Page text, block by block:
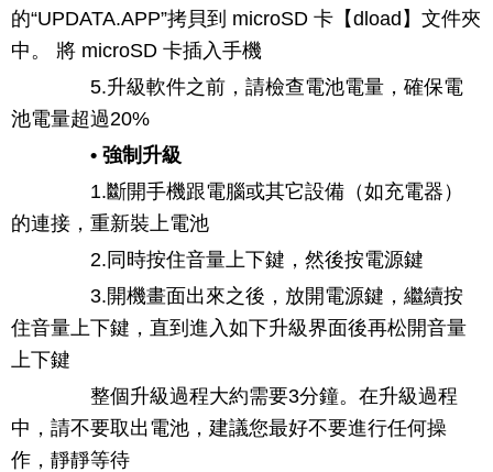
的“UPDATA.APP”拷貝到 microSD 卡【dload】文件夾
中。 將 microSD 卡插入手機
5.升級軟件之前，請檢查電池電量，確保電
池電量超過20%
• 強制升級
1.斷開手機跟電腦或其它設備（如充電器）
的連接，重新裝上電池
2.同時按住音量上下鍵，然後按電源鍵
3.開機畫面出來之後，放開電源鍵，繼續按
住音量上下鍵，直到進入如下升級界面後再松開音量
上下鍵
整個升級過程大約需要3分鐘。在升級過程
中，請不要取出電池，建議您最好不要進行任何操
作，靜靜等待